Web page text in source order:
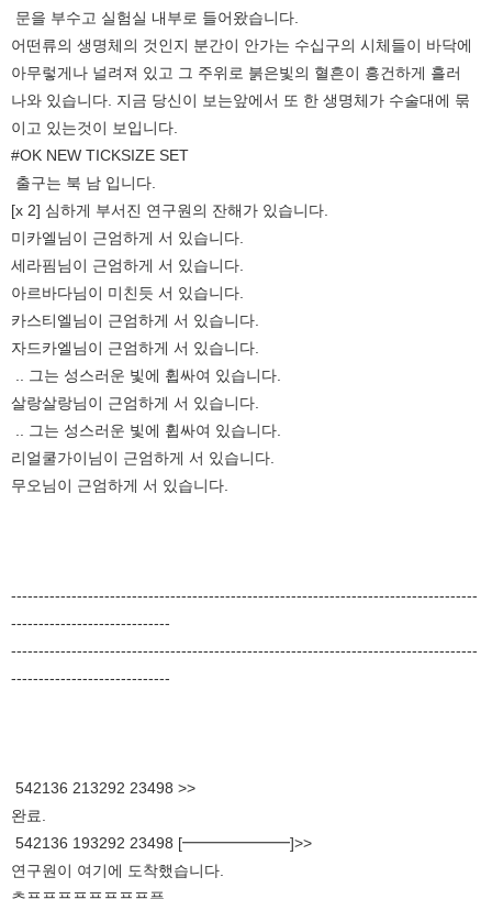
문을 부수고 실험실 내부로 들어왔습니다.
어떤류의 생명체의 것인지 분간이 안가는 수십구의 시체들이 바닥에
아무렇게나 널려져 있고 그 주위로 붉은빛의 혈흔이 흥건하게 흘러
나와 있습니다. 지금 당신이 보는앞에서 또 한 생명체가 수술대에 묶
이고 있는것이 보입니다.
#OK NEW TICKSIZE SET
출구는 북 남 입니다.
[x 2] 심하게 부서진 연구원의 잔해가 있습니다.
미카엘님이 근엄하게 서 있습니다.
세라핌님이 근엄하게 서 있습니다.
아르바다님이 미친듯 서 있습니다.
카스티엘님이 근엄하게 서 있습니다.
자드카엘님이 근엄하게 서 있습니다.
.. 그는 성스러운 빛에 휩싸여 있습니다.
살랑살랑님이 근엄하게 서 있습니다.
.. 그는 성스러운 빛에 휩싸여 있습니다.
리얼쿨가이님이 근엄하게 서 있습니다.
무오님이 근엄하게 서 있습니다.
-------------------------------------------------------------------------------------
-----------------------------
-------------------------------------------------------------------------------------
-----------------------------
542136 213292 23498 >>
완료.
542136 193292 23498 [━━━━━━━]>>
연구원이 여기에 도착했습니다.